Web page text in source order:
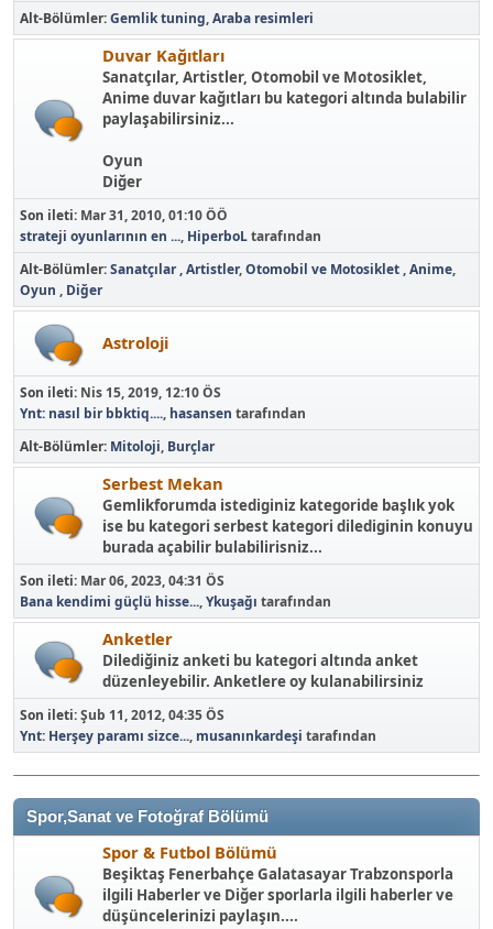
Alt-Bölümler Gemlik tuning Araba resimleri
Duvar Kağıtları
Sanatçılar, Artistler, Otomobil ve Motosiklet,
Anime duvar kağıtları bu kategori altında bulabilir
paylaşabilirsiniz...
Oyun
Diğer
Son ileti: Mar 31, 2010, 01:10 ÖÖ
strateji oyunlarının en ..., HiperboLtarafından
Alt-Bölümler Sanatçılar , Artistler Otomobil ve Motosiklet Anime
Oyun
Diğer
Astroloji
Son ileti: Nis 15, 2019, 12:10 ÖS
Ynt: nasıl bir bbktiq...., hasansen tarafından
Alt-Bölümler Mitoloji Burçlar
Serbest Mekan
Gemlikforumda istediginiz kategoride başlık yok
ise bu kategori serbest kategori dilediginin konuyu
burada açabilir bulabilirisniz...
Son ileti: Mar 06, 2023, 04:31 ÖS
Bana kendimi güçlü hisse...,Ykuşağı tarafından
Anketler
Dilediğiniz anketi bu kategori altında anket
düzenleyebilir. Anketlere oy kulanabilirsiniz
Son ileti:Şub 11, 2012, 04:35 ÖS
Ynt: Herşey paramı sizce..., musanınkardeşi tarafından
Spor,Sanat ve Fotoğraf Bölümü
Spor & Futbol Bölümü
Beşiktaş Fenerbahçe Galatasayar Trabzonsporla
ilgili Haberler ve Diğer sporlarla ilgili haberler ve
düşüncelerinizi paylaşın....